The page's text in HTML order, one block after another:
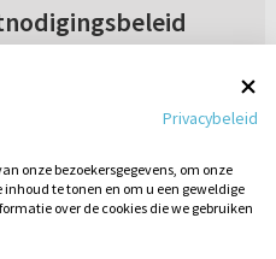
is momenteel vacant.
een zeer selectief
basis van punten. Ieder
domine...
26-05-2026
Privacybeleid
onze bezoekersgegevens, om onze
te tonen en om u een geweldige
over de cookies die we gebruiken